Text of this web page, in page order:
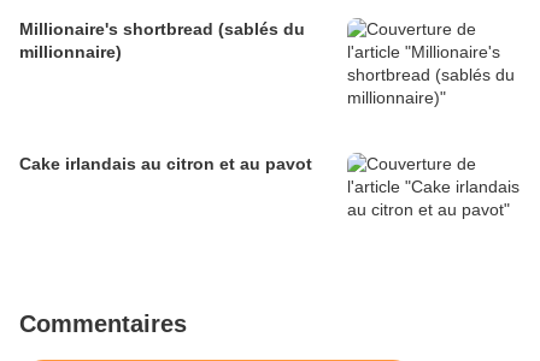
Millionaire's shortbread (sablés du
millionnaire)
Cake irlandais au citron et au pavot
Commentaires